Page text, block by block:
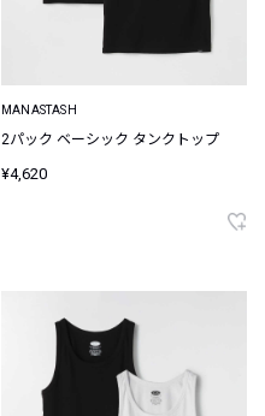
MANASTASH
2パック ベーシック タンクトップ
¥4,620